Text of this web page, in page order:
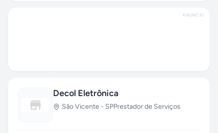
ANÚNCIO
Decol Eletrônica
São Vicente - SPPrestador de Serviços